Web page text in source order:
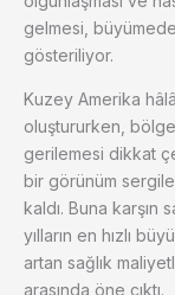
gelmesi,
gösteriliyor.
Kuzey Amerika
oluştururken,
gerilemesi dikkat
bir görünüm
kaldı. Buna karşın
yılların en hızlı
artan sağlık
arasında öne çıktı.